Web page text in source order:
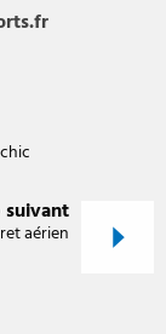
aérien